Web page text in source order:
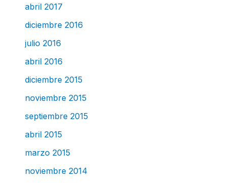
abril 2017
diciembre 2016
julio 2016
abril 2016
diciembre 2015
noviembre 2015
septiembre 2015
abril 2015
marzo 2015
noviembre 2014